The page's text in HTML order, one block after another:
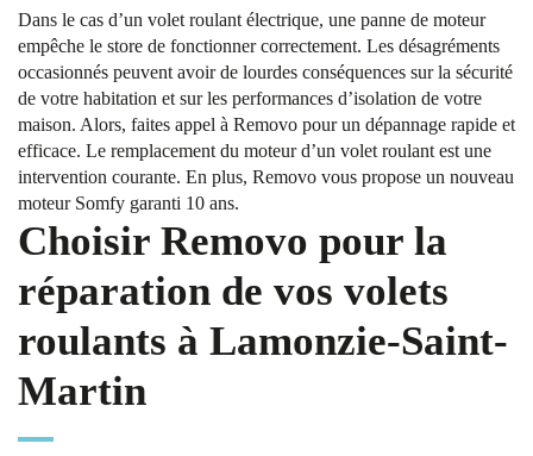
Dans le cas d’un volet roulant électrique, une panne de moteur
empêche le store de fonctionner correctement. Les désagréments
occasionnés peuvent avoir de lourdes conséquences sur la sécurité
de votre habitation et sur les performances d’isolation de votre
maison. Alors, faites appel à Removo pour un dépannage rapide et
efficace. Le remplacement du moteur d’un volet roulant est une
intervention courante. En plus, Removo vous propose un nouveau
moteur Somfy garanti 10 ans.
Choisir Removo pour la
réparation de vos volets
roulants à Lamonzie-Saint-
Martin